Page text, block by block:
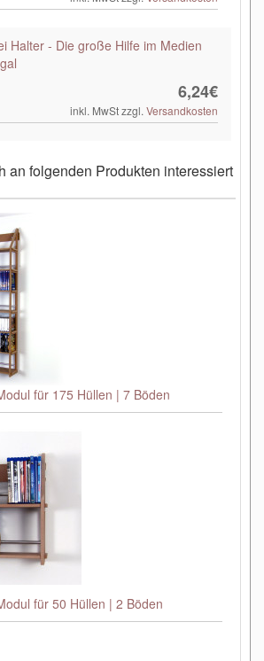
Halter - Die große Hilfe im Medien
6,24€
inkl. MwSt zzgl.Versandkosten
an folgenden Produkten interessiert
für 175 Hüllen | 7 Böden
für 50 Hüllen | 2 Böden